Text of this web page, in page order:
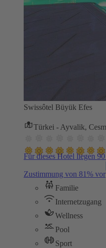
Swissôtel Büyük Efes
Türkei - Ayvalik,
Für dieses Hotel liegen
Zustimmung von 81% vor
Familie
Internetzugang
Wellness
Pool
Sport